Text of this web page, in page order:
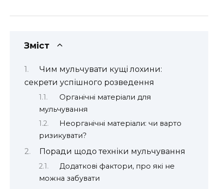
Зміст
Чим мульчувати кущі лохини:
секрети успішного розведення
Органічні матеріали для
мульчування
Неорганічні матеріали: чи варто
ризикувати?
Поради щодо техніки мульчування
Додаткові фактори, про які не
можна забувати